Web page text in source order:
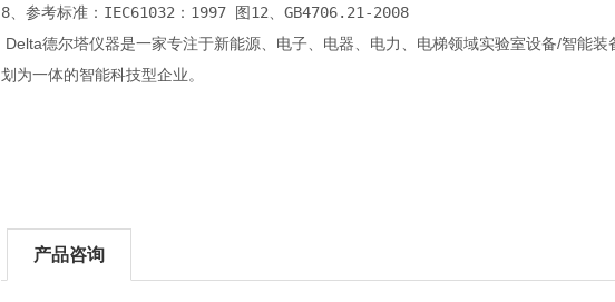
8、参考标准：IEC61032：1997 图12、GB4706.21-2008
Delta德尔塔仪器是一家专注于新能源、电子、电器、电力、电梯领域实验室设备/智能
划为一体的智能科技型企业。
产品咨询